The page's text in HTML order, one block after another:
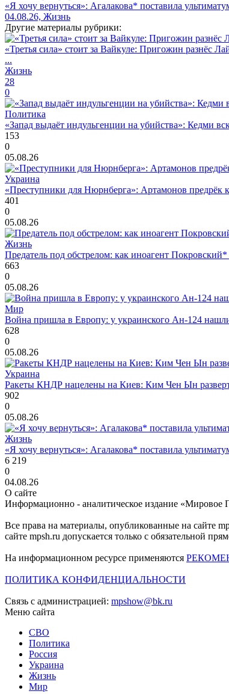
«Я хочу вернуться»: Агалакова* поставила
04.08.26, Жизнь
Другие материалы рубрики:
«Третья сила» стоит за Вайкуле: Пригожин разнёс
...
Жизнь
28
0
Политика
«Запад выдаёт индульгенции на убийства»: Кедми
153
0
05.08.26
Украина
«Преступники для Нюрнберга»: Артамонов предрёк
401
0
05.08.26
Жизнь
Предатель под обстрелом: как иноагент
663
0
05.08.26
Мир
Война пришла в Европу: у украинского Ан-124
628
0
05.08.26
Украина
Ракеты КНДР нацелены на Киев: Ким Чен Ын
902
0
05.08.26
Жизнь
«Я хочу вернуться»: Агалакова* поставила
6 219
0
04.08.26
О сайте
Информационно - аналитическое издание «Мировое
Все права на материалы, опубликованные на сайте
сайте mpsh.ru допускается только с обязательной
На информационном ресурсе применяются
ПОЛИТИКА КОНФИДЕНЦИАЛЬНОСТИ
Связь с администрацией: mpshow@bk.ru
Меню сайта
СВО
Политика
Россия
Украина
Жизнь
Мир